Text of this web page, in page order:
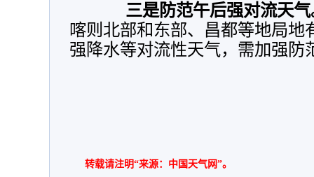
三是防范午后强对流天气
喀则北部和东部、昌都等地局地
强降水等对流性天气，需加强
转载请注明“来源：中国天气网”。